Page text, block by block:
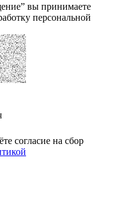
вы принимаете
персональной
cогласие на сбор